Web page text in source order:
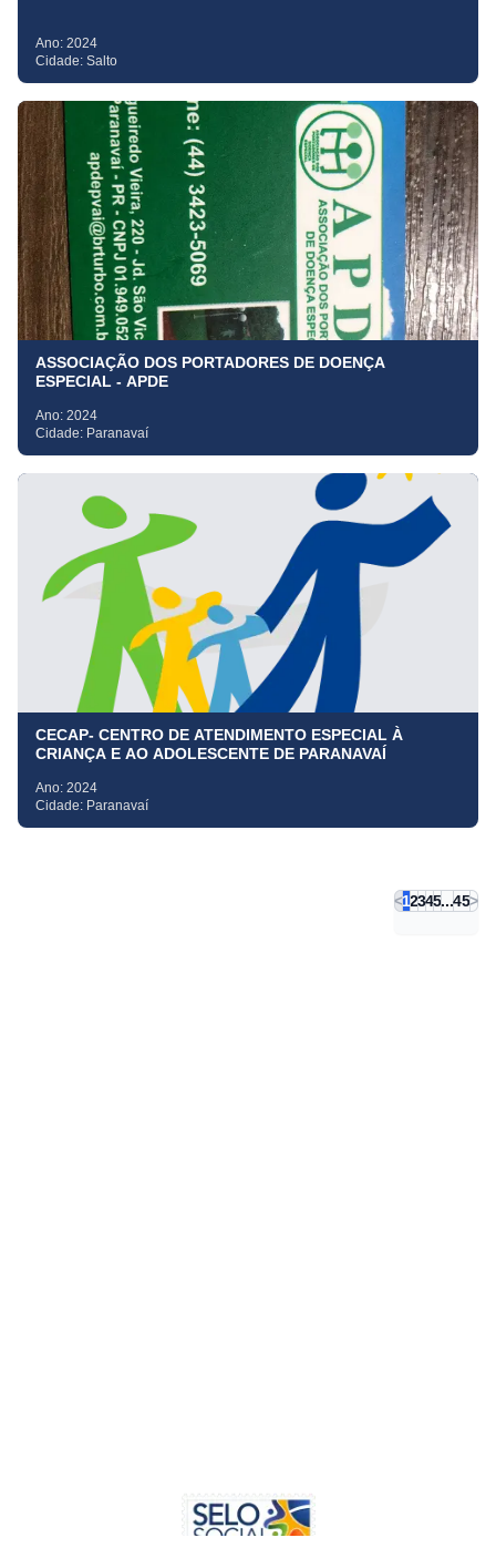
Ano: 2024
Cidade: Salto
ASSOCIAÇÃO DOS PORTADORES DE DOENÇA
ESPECIAL - APDE
Ano: 2024
Cidade: Paranavaí
CECAP- CENTRO DE ATENDIMENTO ESPECIAL À
CRIANÇA E AO ADOLESCENTE DE PARANAVAÍ
Ano: 2024
Cidade: Paranavaí
<12345...45>